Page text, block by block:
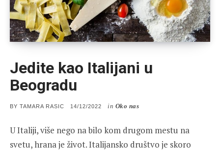
Jedite kao Italijani u
Beogradu
BY TAMARA RASIC
POSTED
14/12/2022 in Oko nas
U Italiji, više nego na bilo kom drugom mestu na
svetu, hrana je život. Italijansko društvo je skoro